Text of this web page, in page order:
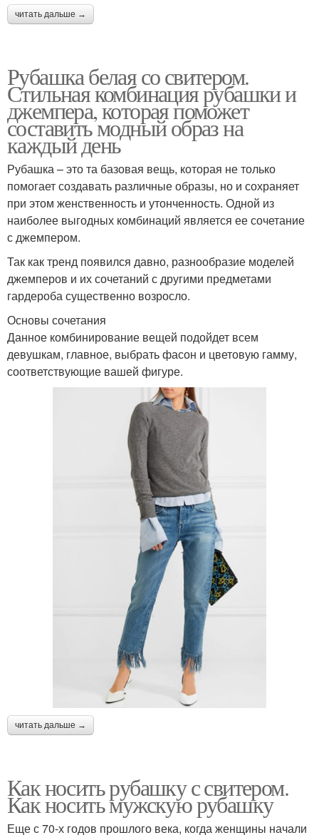
читать дальше →
Рубашка белая со свитером.
Стильная комбинация рубашки и
джемпера, которая поможет
составить модный образ на
каждый день
Рубашка – это та базовая вещь, которая не только
помогает создавать различные образы, но и сохраняет
при этом женственность и утонченность. Одной из
наиболее выгодных комбинаций является ее сочетание
с джемпером.
Так как тренд появился давно, разнообразие моделей
джемперов и их сочетаний с другими предметами
гардероба существенно возросло.
Основы сочетания
Данное комбинирование вещей подойдет всем
девушкам, главное, выбрать фасон и цветовую гамму,
соответствующие вашей фигуре.
читать дальше →
Как носить рубашку с свитером.
Как носить мужскую рубашку
Еще с 70-х годов прошлого века, когда женщины начали